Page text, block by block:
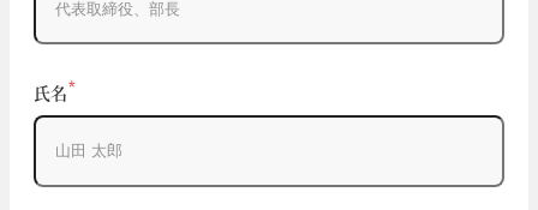
氏名*